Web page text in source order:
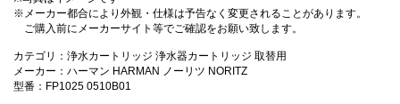
※メーカー都合により外観・仕様は予告なく変更されることがあります。
ご購入前にメーカーサイト等でご確認をお願い致します。
カテゴリ：浄水カートリッジ 浄水器カートリッジ 取替用
メーカー：ハーマン HARMAN ノーリツ NORITZ
型番：FP1025 0510B01